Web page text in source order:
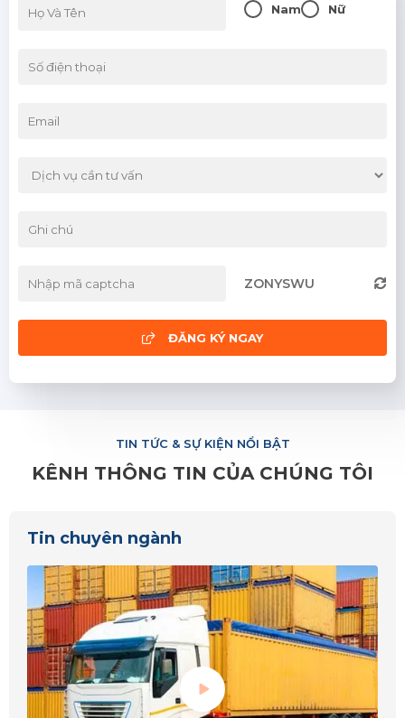
Nam Nữ
ZONYSWU
ĐĂNG KÝ NGAY
TIN TỨC & SỰ KIỆN NỔI BẬT
KÊNH THÔNG TIN CỦA CHÚNG TÔI
Tin chuyên ngành